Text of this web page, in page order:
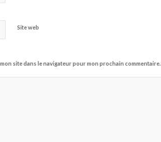
Site web
site dans le navigateur pour mon prochain commentaire.